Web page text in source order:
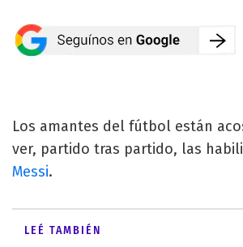
Los amantes del fútbol están
ver, partido tras partido, las
Messi.
LEÉ TAMBIÉN